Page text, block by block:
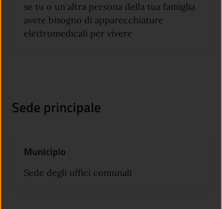
se tu o un'altra persona della tua famiglia
avete bisogno di apparecchiature
elettromedicali per vivere
Sede principale
Municipio
Sede degli uffici comunali